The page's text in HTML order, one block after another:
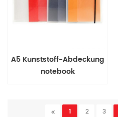
A5 Kunststoff-Abdeckung
notebook
1 2 3